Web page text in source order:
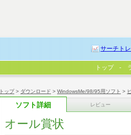
トップ> ダウンロード > WindowsMe/98/95用ソフト >
ソフト詳細 レビュー
オール賞状
サーチトレ
トップ